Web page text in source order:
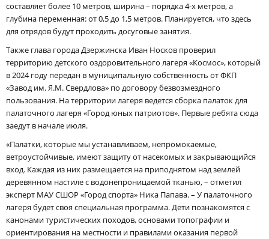
составляет более 10 метров, ширина – порядка 4‑х метров, а
глубина переменная: от 0,5 до 1,5 метров. Планируется, что здесь
для отрядов будут проходить досуговые занятия.
Также глава города Дзержинска Иван Носков проверил
территорию детского оздоровительного лагеря «Космос», который
в 2024 году передан в муниципальную собственность от ФКП
«Завод им. Я.М. Свердлова» по договору безвозмездного
пользования. На территории лагеря ведется сборка палаток для
палаточного лагеря «Город юных патриотов». Первые ребята сюда
заедут в начале июля.
«Палатки, которые мы устанавливаем, непромокаемые,
ветроустойчивые, имеют защиту от насекомых и закрывающийся
вход. Каждая из них размещается на приподнятом над землей
деревянном настиле с водонепроницаемой тканью, – отметил
эксперт МАУ СШОР «Город спорта» Ника Папава. – У палаточного
лагеря будет своя специальная программа. Дети познакомятся с
канонами туристических походов, основами топографии и
ориентирования на местности и правилами оказания первой